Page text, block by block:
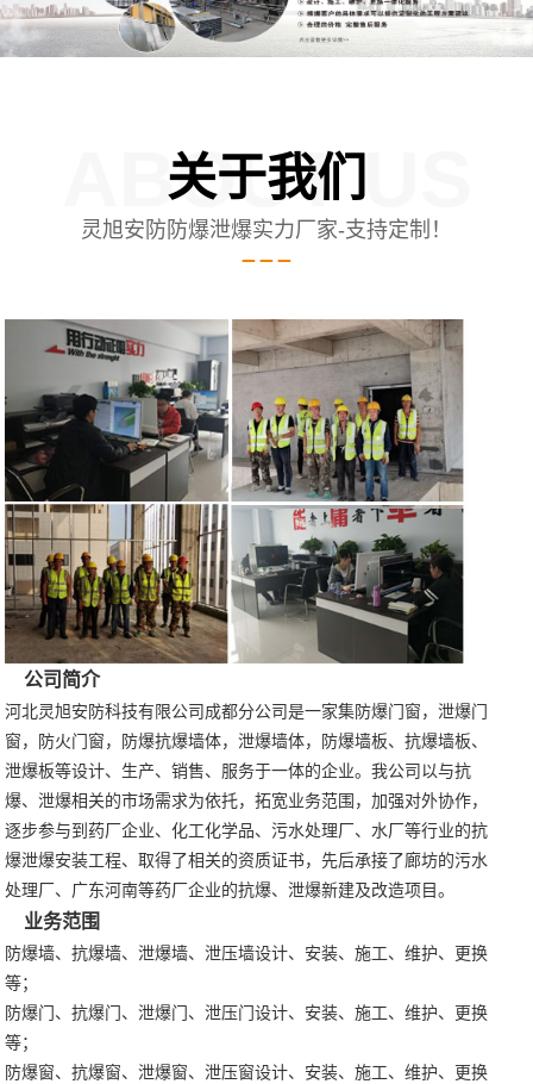
关于我们
ABOUT US
灵旭安防防爆泄爆实力厂家-支持定制！
公司简介
河北灵旭安防科技有限公司成都分公司是一家集防爆门窗，泄爆门
窗，防火门窗，防爆抗爆墙体，泄爆墙体，防爆墙板、抗爆墙板、
泄爆板等设计、生产、销售、服务于一体的企业。我公司以与抗
爆、泄爆相关的市场需求为依托，拓宽业务范围，加强对外协作，
逐步参与到药厂企业、化工化学品、污水处理厂、水厂等行业的抗
爆泄爆安装工程、取得了相关的资质证书，先后承接了廊坊的污水
处理厂、广东河南等药厂企业的抗爆、泄爆新建及改造项目。
业务范围
防爆墙、抗爆墙、泄爆墙、泄压墙设计、安装、施工、维护、更换
等；
防爆门、抗爆门、泄爆门、泄压门设计、安装、施工、维护、更换
等；
防爆窗、抗爆窗、泄爆窗、泄压窗设计、安装、施工、维护、更换